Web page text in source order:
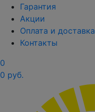
Гарантия
Акции
Оплата и доставка
Контакты
0
0 руб.